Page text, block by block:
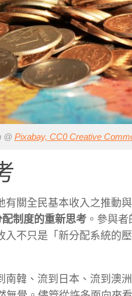
@ Pixabay, CC0 Creative
關全民基本收入之推動
制度的重新思考 。參與
不只是「新分配系統的
南韓、流到日本、流到澳